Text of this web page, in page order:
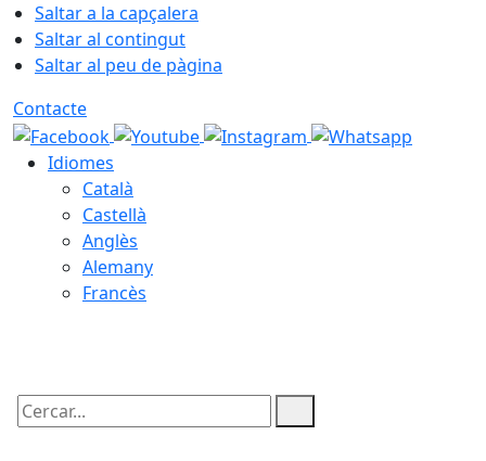
Saltar a la capçalera
Saltar al contingut
Saltar al peu de pàgina
Contacte
Idiomes
Català
Castellà
Anglès
Alemany
Francès
Cercar: